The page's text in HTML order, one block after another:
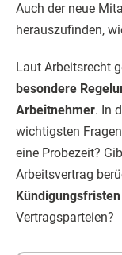
Auch der neue
herauszufinden,
Laut Arbeitsrecht
besondere
Arbeitnehmer. In
wichtigsten
eine Probezeit?
Arbeitsvertrag
Kündigungsfristen
Vertragsparteien?